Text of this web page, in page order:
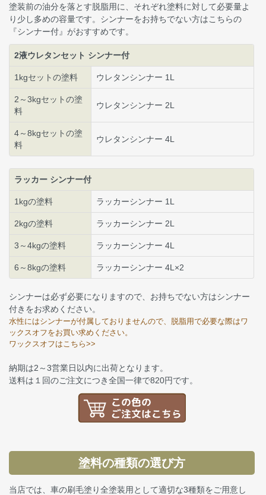
塗装前の油分を落とす脱脂用に、それぞれ塗料に対して必要量よ
り少し多めの容量です。シンナーをお持ちでない方はこちらの
『シンナー付』がおすすめです。
2液ウレタンセット シンナー付
1kgセットの塗料 ウレタンシンナー 1L
2～3kgセットの塗
料
ウレタンシンナー 2L
4～8kgセットの塗
料
ウレタンシンナー 4L
ラッカー シンナー付
1kgの塗料 ラッカーシンナー 1L
2kgの塗料 ラッカーシンナー 2L
3～4kgの塗料 ラッカーシンナー 4L
6～8kgの塗料 ラッカーシンナー 4L×2
シンナーは必ず必要になりますので、お持ちでない方はシンナー
付きをお求めください。
水性にはシンナーが付属しておりませんので、脱脂用で必要な際はワ
ックスオフをお買い求めください。
ワックスオフはこちら>>
納期は2～3営業日以内に出荷となります。
送料は１回のご注文につき全国一律で820円です。
塗料の種類の選び方
当店では、車の刷毛塗り全塗装用として適切な3種類をご用意し